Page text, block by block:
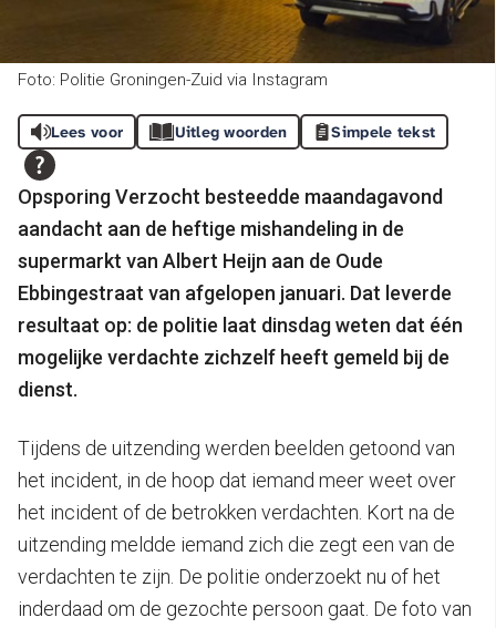
Foto: Politie Groningen-Zuid via Instagram
Lees voor Uitleg woorden Simpele tekst
Opsporing Verzocht besteedde maandagavond
aandacht aan de heftige mishandeling in de
supermarkt van Albert Heijn aan de Oude
Ebbingestraat van afgelopen januari. Dat leverde
resultaat op: de politie laat dinsdag weten dat één
mogelijke verdachte zichzelf heeft gemeld bij de
dienst.
Tijdens de uitzending werden beelden getoond van
het incident, in de hoop dat iemand meer weet over
het incident of de betrokken verdachten. Kort na de
uitzending meldde iemand zich die zegt een van de
verdachten te zijn. De politie onderzoekt nu of het
inderdaad om de gezochte persoon gaat. De foto van